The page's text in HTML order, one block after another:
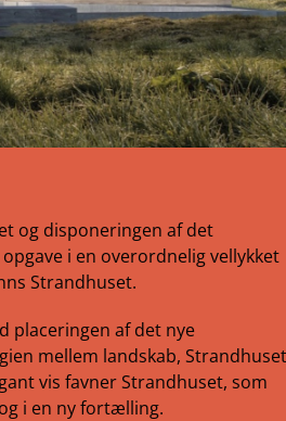
og disponeringen af det
i en overordnelig vellykket
Strandhuset.
placeringen af det nye
mellem landskab, Strandhuset
vis favner Strandhuset, som
i en ny fortælling.